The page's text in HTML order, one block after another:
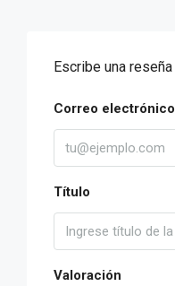
Escribe una reseña
Correo electrónico
Título
Valoración